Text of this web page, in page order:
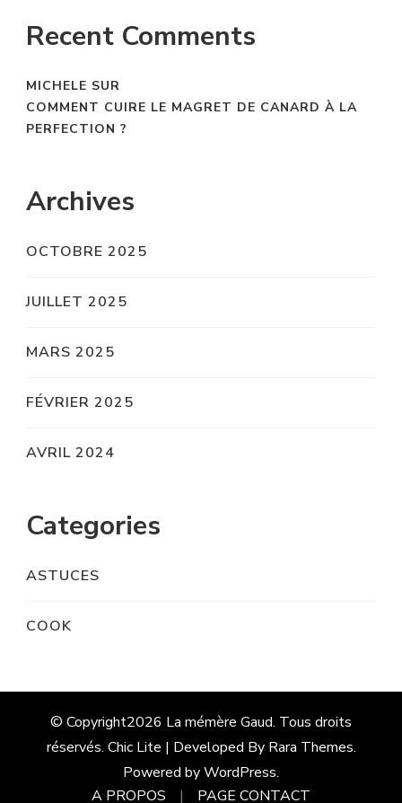
Recent Comments
MICHELE SUR
COMMENT CUIRE LE MAGRET DE CANARD À LA
PERFECTION ?
Archives
OCTOBRE 2025
JUILLET 2025
MARS 2025
FÉVRIER 2025
AVRIL 2024
Categories
ASTUCES
COOK
© Copyright2026 La mémère Gaud. Tous droits
réservés. Chic Lite | Developed By Rara Themes.
Powered byWordPress.
A PROPOS
PAGE CONTACT